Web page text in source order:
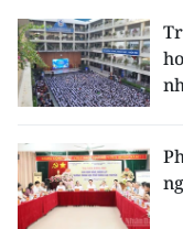
ENGLISH
中文
FRANÇAIS
РУССКИЙ